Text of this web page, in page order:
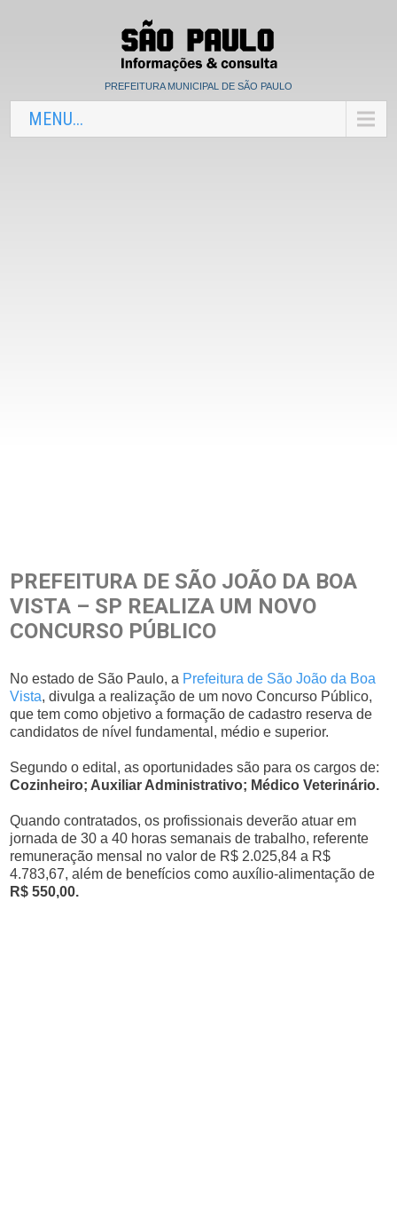
PREFEITURA MUNICIPAL DE SÃO PAULO
MENU...
PREFEITURA DE SÃO JOÃO DA BOA
VISTA – SP REALIZA UM NOVO
CONCURSO PÚBLICO
No estado de São Paulo, a Prefeitura de São João da Boa
Vista, divulga a realização de um novo Concurso Público,
que tem como objetivo a formação de cadastro reserva de
candidatos de nível fundamental, médio e superior.
Segundo o edital, as oportunidades são para os cargos de:
Cozinheiro; Auxiliar Administrativo; Médico Veterinário.
Quando contratados, os profissionais deverão atuar em
jornada de 30 a 40 horas semanais de trabalho, referente
remuneração mensal no valor de R$ 2.025,84 a R$
4.783,67, além de benefícios como auxílio-alimentação de
R$ 550,00.